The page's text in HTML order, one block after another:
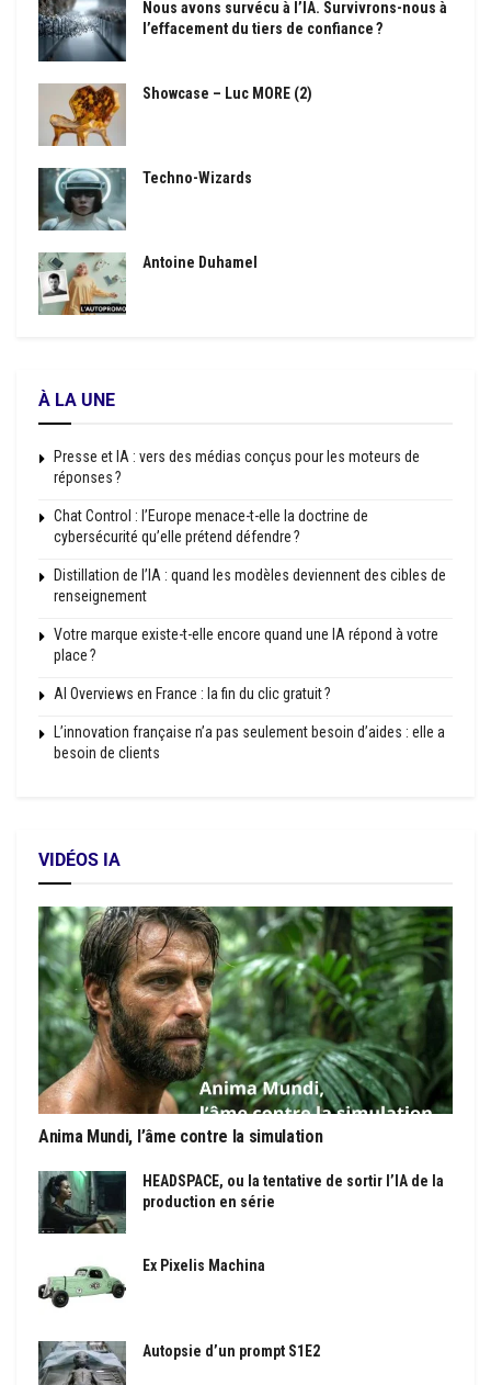
Nous avons survécu à l’IA. Survivrons-nous à
l’effacement du tiers de confiance ?
Showcase – Luc MORE (2)
Techno-Wizards
Antoine Duhamel
À LA UNE
Presse et IA : vers des médias conçus pour les moteurs de
réponses ?
Chat Control : l’Europe menace-t-elle la doctrine de
cybersécurité qu’elle prétend défendre ?
Distillation de l’IA : quand les modèles deviennent des cibles de
renseignement
Votre marque existe-t-elle encore quand une IA répond à votre
place ?
AI Overviews en France : la fin du clic gratuit ?
L’innovation française n’a pas seulement besoin d’aides : elle a
besoin de clients
VIDÉOS IA
Anima Mundi, l’âme contre la simulation
HEADSPACE, ou la tentative de sortir l’IA de la
production en série
Ex Pixelis Machina
Autopsie d’un prompt S1E2